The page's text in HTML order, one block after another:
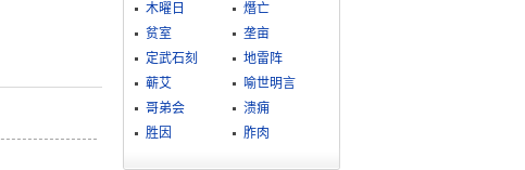
木曜日
熸亡
贫室
垄亩
定武石刻
地雷阵
蕲艾
喻世明言
哥弟会
溃痈
胜因
胙肉